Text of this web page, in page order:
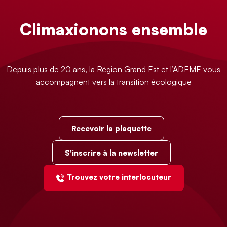
Climaxionons ensemble
Depuis plus de 20 ans, la Région Grand Est et l’ADEME vous
accompagnent vers la transition écologique
Recevoir la plaquette
S'inscrire à la newsletter
Trouvez votre interlocuteur